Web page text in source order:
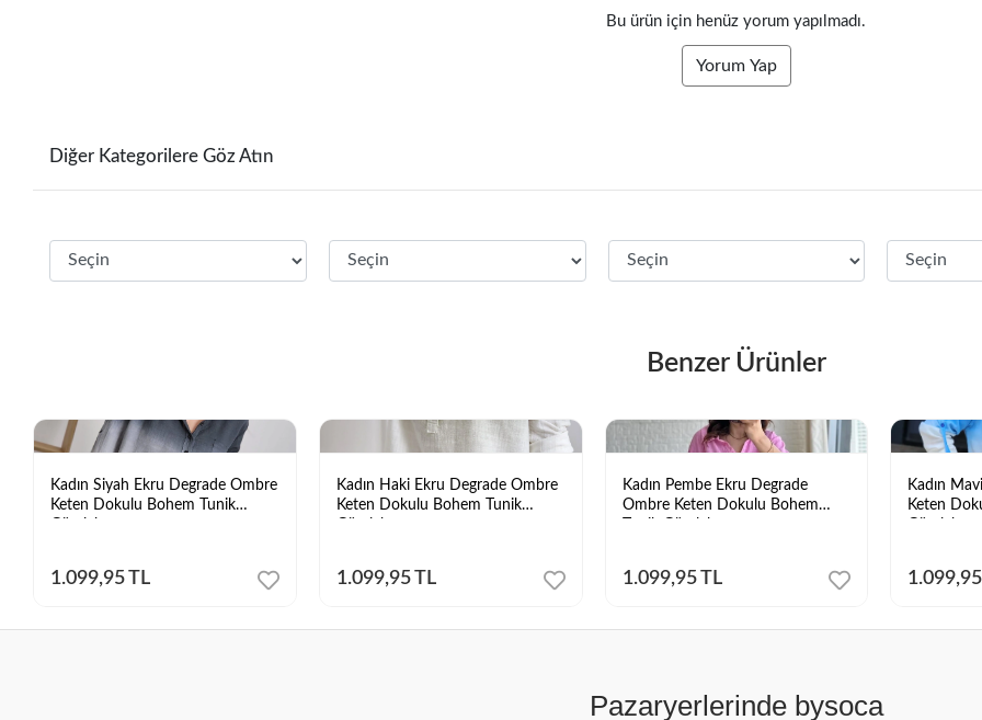
Bu ürün için henüz yorum yapılmadı.
Yorum Yap
Diğer Kategorilere Göz Atın
Benzer Ürünler
Kadın Siyah Ekru Degrade Ombre
Keten Dokulu Bohem Tunik
1.099,95 TL
Kadın Haki Ekru Degrade Ombre
Keten Dokulu Bohem Tunik
1.099,95 TL
Kadın Pembe Ekru Degrade
Ombre Keten Dokulu Bohem
1.099,95 TL
Kadın
Keten